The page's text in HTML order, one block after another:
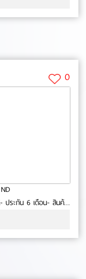
0